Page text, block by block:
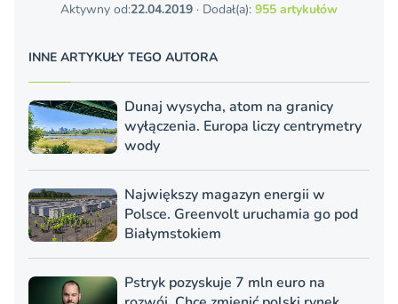
Aktywny od:22.04.2019 · Dodał(a): 955 artykułów
INNE ARTYKUŁY TEGO AUTORA
Dunaj wysycha, atom na granicy
wyłączenia. Europa liczy centrymetry
wody
Największy magazyn energii w
Polsce. Greenvolt uruchamia go pod
Białymstokiem
Pstryk pozyskuje 7 mln euro na